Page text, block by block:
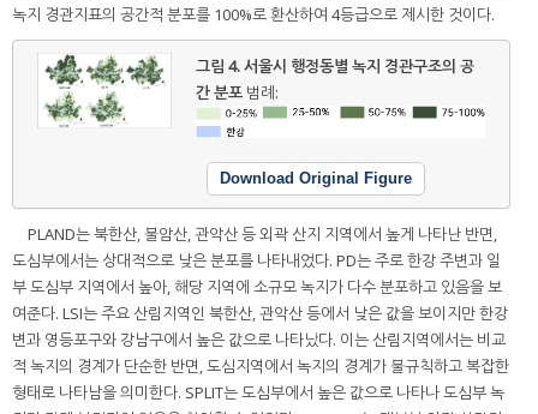
녹지 경관지표의 공간적 분포를 100%로 환산하여 4등급으로 제시한 것이다.
그림 4.서울시 행정동별 녹지 경관구조의 공
간 분포 범례:
Download Original Figure
PLAND는 북한산, 불암산, 관악산 등 외곽 산지 지역에서 높게 나타난 반면,
도심부에서는 상대적으로 낮은 분포를 나타내었다. PD는 주로 한강 주변과 일
부 도심부 지역에서 높아, 해당 지역에 소규모 녹지가 다수 분포하고 있음을 보
여준다. LSI는 주요 산림지역인 북한산, 관악산 등에서 낮은 값을 보이지만 한강
변과 영등포구와 강남구에서 높은 값으로 나타났다. 이는 산림지역에서는 비교
적 녹지의 경계가 단순한 반면, 도심지역에서 녹지의 경계가 불규칙하고 복잡한
형태로 나타남을 의미한다. SPLIT는 도심부에서 높은 값으로 나타나 도심부 녹